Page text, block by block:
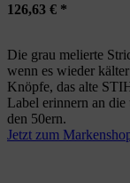
126,63 € *
Die grau melierte
wenn es wieder
Knöpfe, das alte
Label erinnern an
den 50ern.
Jetzt zum